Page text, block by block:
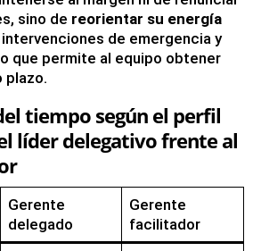
sino de reorientar su energía
intervenciones de emergencia y
que permite al equipo obtener
plazo.
tiempo según el perfil
líder delegativo frente al
Gerente
delegado
Gerente
facilitador